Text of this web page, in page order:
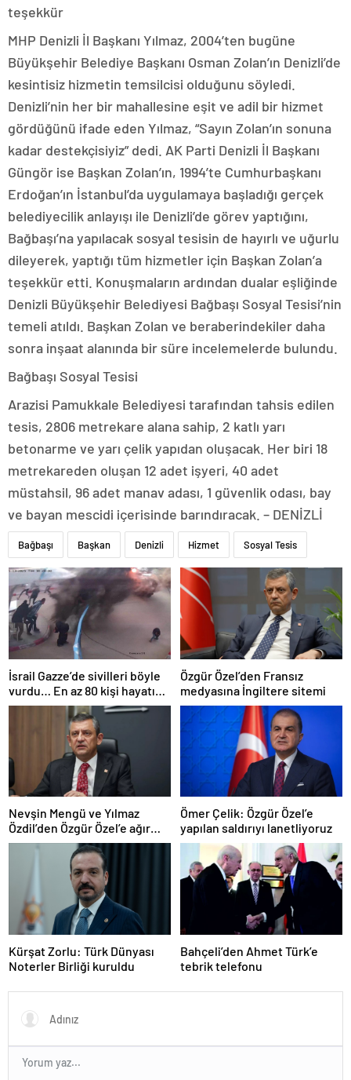
teşekkür
MHP Denizli İl Başkanı Yılmaz, 2004’ten bugüne
Büyükşehir Belediye Başkanı Osman Zolan’ın Denizli’de
kesintisiz hizmetin temsilcisi olduğunu söyledi.
Denizli’nin her bir mahallesine eşit ve adil bir hizmet
gördüğünü ifade eden Yılmaz, “Sayın Zolan’ın sonuna
kadar destekçisiyiz” dedi. AK Parti Denizli İl Başkanı
Güngör ise Başkan Zolan’ın, 1994’te Cumhurbaşkanı
Erdoğan’ın İstanbul’da uygulamaya başladığı gerçek
belediyecilik anlayışı ile Denizli’de görev yaptığını,
Bağbaşı’na yapılacak sosyal tesisin de hayırlı ve uğurlu
dileyerek, yaptığı tüm hizmetler için Başkan Zolan’a
teşekkür etti. Konuşmaların ardından dualar eşliğinde
Denizli Büyükşehir Belediyesi Bağbaşı Sosyal Tesisi’nin
temeli atıldı. Başkan Zolan ve beraberindekiler daha
sonra inşaat alanında bir süre incelemelerde bulundu.
Bağbaşı Sosyal Tesisi
Arazisi Pamukkale Belediyesi tarafından tahsis edilen
tesis, 2806 metrekare alana sahip, 2 katlı yarı
betonarme ve yarı çelik yapıdan oluşacak. Her biri 18
metrekareden oluşan 12 adet işyeri, 40 adet
müstahsil, 96 adet manav adası, 1 güvenlik odası, bay
ve bayan mescidi içerisinde barındıracak. – DENİZLİ
Bağbaşı Başkan Denizli Hizmet Sosyal Tesis
İsrail Gazze’de sivilleri böyle
vurdu… En az 80 kişi hayatını
kaybetti
Özgür Özel’den Fransız
medyasına İngiltere sitemi
Nevşin Mengü ve Yılmaz
Özdil’den Özgür Özel’e ağır
eleştiriler
Ömer Çelik: Özgür Özel’e
yapılan saldırıyı lanetliyoruz
Kürşat Zorlu: Türk Dünyası
Noterler Birliği kuruldu
Bahçeli’den Ahmet Türk’e
tebrik telefonu